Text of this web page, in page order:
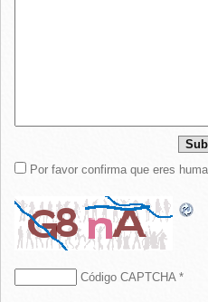
Por favor confirma que eres
Código CAPTCHA*